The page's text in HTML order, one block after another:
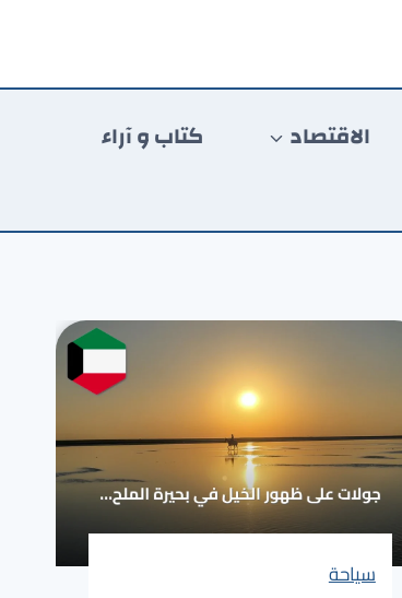
الاقتصاد
كتاب و آراء
سياحة